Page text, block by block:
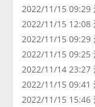
2022/11/15 09:29
2022/11/15 12:08
2022/11/15 09:29
2022/11/15 09:25
2022/11/14 23:27
2022/11/15 09:41
2022/11/15 15:46